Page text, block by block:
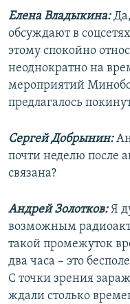
Елена Владыкина:
обсуждают в
этому спокойно
неоднократно на
мероприятий
предлагалось
Сергей Добрынин:
почти неделю после
связана?
Андрей Золотков:Я
возможным
такой промежуток
два часа – это
С точки зрения
ждали столько